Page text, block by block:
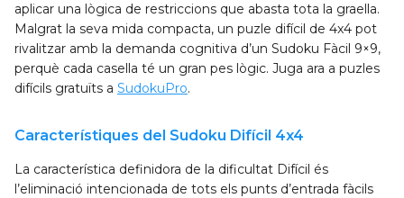
aplicar una lògica de restriccions que abasta tota la graella.
Malgrat la seva mida compacta, un puzle difícil de 4x4 pot
rivalitzar amb la demanda cognitiva d’un Sudoku Fàcil 9×9,
perquè cada casella té un gran pes lògic. Juga ara a puzles
difícils gratuïts a SudokuPro.
Característiques del Sudoku Difícil 4x4
La característica definidora de la dificultat Difícil és
l’eliminació intencionada de tots els punts d’entrada fàcils